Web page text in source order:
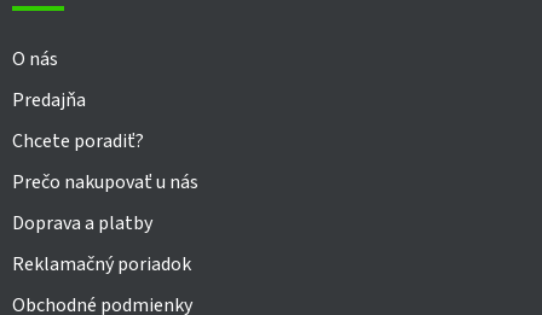
O nás
Predajňa
Chcete poradiť?
Prečo nakupovať u nás
Doprava a platby
Reklamačný poriadok
Obchodné podmienky